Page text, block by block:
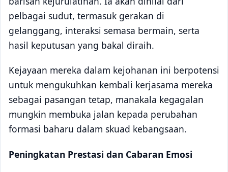
pelbagai sudut, termasuk gerakan di
gelanggang, interaksi semasa bermain, serta
hasil keputusan yang bakal diraih.
Kejayaan mereka dalam kejohanan ini berpotensi
untuk mengukuhkan kembali kerjasama mereka
sebagai pasangan tetap, manakala kegagalan
mungkin membuka jalan kepada perubahan
formasi baharu dalam skuad kebangsaan.
Peningkatan Prestasi dan Cabaran Emosi